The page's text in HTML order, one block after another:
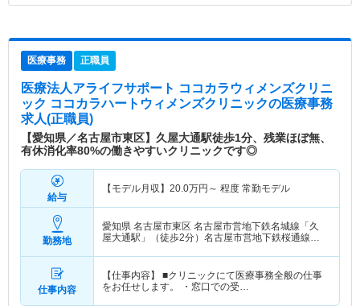
医療事務 正職員
医療法人アライフサポート ココカラウィメンズクリニ
ック ココカラハートウィメンズクリニックの医療事務
求人(正職員)
【愛知県／名古屋市東区】久屋大通駅徒歩1分、残業ほぼ無、
有休消化率80%の働きやすいクリニックです◎
給与
【モデル月収】 20.0万円～ 程度 常勤モデル
勤務地
愛知県 名古屋市東区 名古屋市営地下鉄名城線「久
屋大通駅」（徒歩2分）名古屋市営地下鉄桜通線
仕事内容
【仕事内容】 ■クリニックにて医療事務全般の仕事
をお任せします。 ・窓口での受…